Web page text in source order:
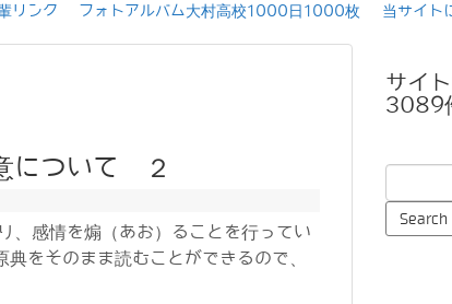
リンク フォトアルバム大村高校1000日1000枚 当サイ
について ２
、感情を煽（あお）ることを行ってい
をそのまま読むことができるので、
サイ
3089